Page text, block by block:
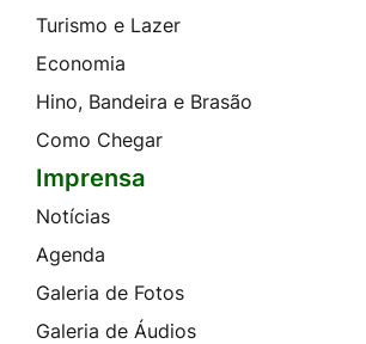
Turismo e Lazer
Economia
Hino, Bandeira e Brasão
Como Chegar
Imprensa
Notícias
Agenda
Galeria de Fotos
Galeria de Áudios